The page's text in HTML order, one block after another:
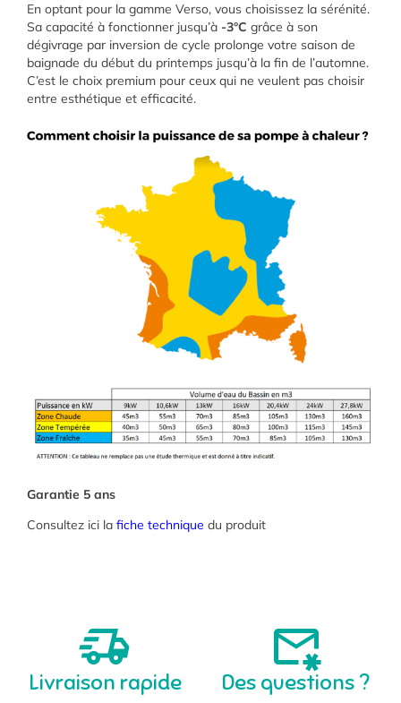
En optant pour la gamme Verso, vous choisissez la sérénité.
Sa capacité à fonctionner jusqu’à -3°C grâce à son
dégivrage par inversion de cycle prolonge votre saison de
baignade du début du printemps jusqu’à la fin de l’automne.
C’est le choix premium pour ceux qui ne veulent pas choisir
entre esthétique et efficacité.
Garantie 5 ans
Consultez ici la fiche technique du produit
Livraison rapide Des questions ?